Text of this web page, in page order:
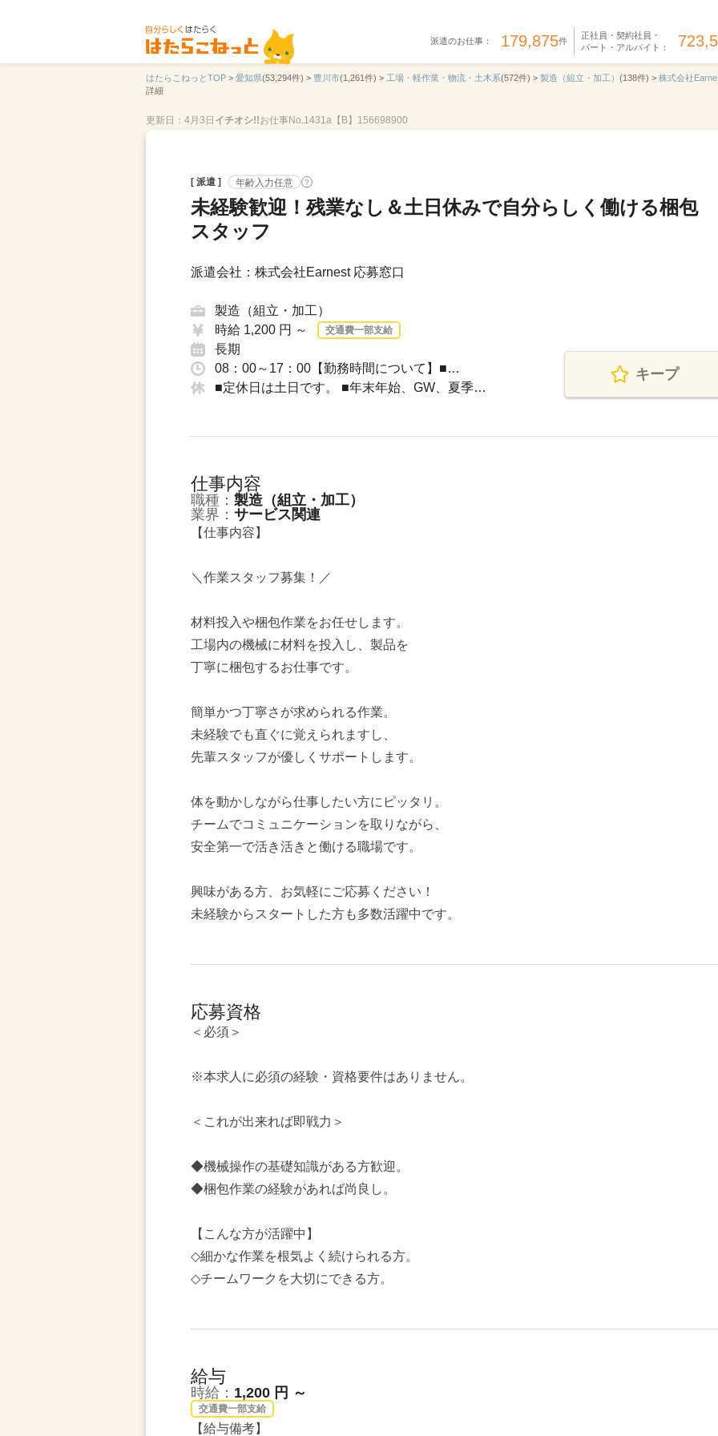
派遣のお仕事： 179,875件
正社員・契約社員・
パート・アルバイト：
はたらこねっとTOP > 愛知県(53,294件) > 豊川市(1,261件) > 工場・軽作業・物流・土木系(572件) > 製造（組立・加工） (138件) > 株式会社
詳細
更新日：4月3日 イチオシ!!お仕事No.1431a【B】156698900
[ 派遣 ] 年齢入力任意 ?
未経験歓迎！残業なし＆土日休みで自分らしく働ける梱包
スタッフ
派遣会社：株式会社Earnest 応募窓口
製造（組立・加工）
時給 1,200 円 ～
交通費一部支給
長期
08：00～17：00【勤務時間について】■…
■定休日は土日です。 ■年末年始、GW、夏季…
キープ
仕事内容
職種： 製造（組立・加工）
業界： サービス関連
【仕事内容】
＼作業スタッフ募集！／
材料投入や梱包作業をお任せします。
工場内の機械に材料を投入し、製品を
丁寧に梱包するお仕事です。
簡単かつ丁寧さが求められる作業。
未経験でも直ぐに覚えられますし、
先輩スタッフが優しくサポートします。
体を動かしながら仕事したい方にピッタリ。
チームでコミュニケーションを取りながら、
安全第一で活き活きと働ける職場です。
興味がある方、お気軽にご応募ください！
未経験からスタートした方も多数活躍中です。
応募資格
＜必須＞
※本求人に必須の経験・資格要件はありません。
＜これが出来れば即戦力＞
◆機械操作の基礎知識がある方歓迎。
◆梱包作業の経験があれば尚良し。
【こんな方が活躍中】
◇細かな作業を根気よく続けられる方。
◇チームワークを大切にできる方。
給与
時給： 1,200 円 ～
交通費一部支給
【給与備考】